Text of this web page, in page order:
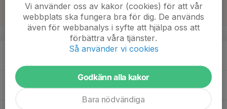
13:30
19:00
Föreningsläger 16-18 aug
Katrineholm
v.34
Träning
20
Vi använder oss av kakor (cookies) för att vår
webbplats ska fungera bra för dig. De används
även för webbanalys i syfte att hjälpa oss att
förbättra våra tjänster.
Så använder vi cookies
Godkänn alla kakor
Bara nödvändiga